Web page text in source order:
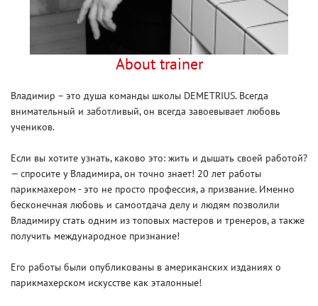
About trainer
Владимир – это душа команды школы DEMETRIUS. Всегда
внимательный и заботливый, он всегда завоевывает любовь
учеников.
Если вы хотите узнать, каково это: жить и дышать своей работой?
— спросите у Владимира, он точно знает! 20 лет работы
парикмахером - это не просто профессия, а призвание. Именно
бесконечная любовь и самоотдача делу и людям позволили
Владимиру стать одним из топовых мастеров и тренеров, а также
получить международное признание!
Его работы были опубликованы в американских изданиях о
парикмахерском искусстве как эталонные!